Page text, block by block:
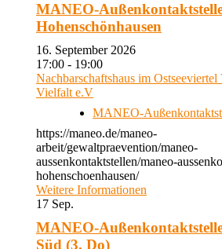
MANEO-
Hohenschönhausen
16. September 2026
17:00 - 19:00
Nachbarschaftshaus im
Vielfalt e.V
MANEO-
https://maneo.de/maneo-
arbeit/gewaltpraevention/maneo-
aussenkontaktstellen/maneo-
hohenschoenhausen/
Weitere Informationen
17 Sep.
MANEO-
Süd (3. Do)